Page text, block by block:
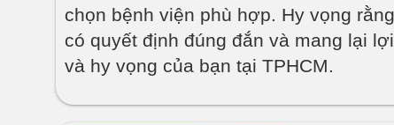
chọn bệnh viện phù hợp. Hy vọng
có quyết định đúng đắn và mang lại
và hy vọng của bạn tại TPHCM.